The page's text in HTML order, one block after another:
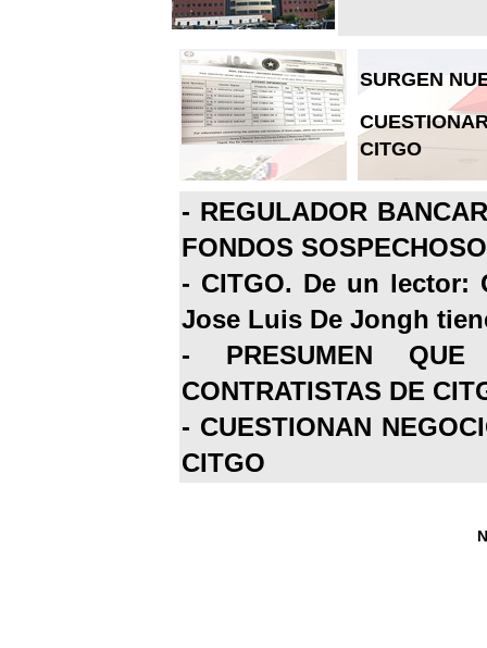
SURGEN
CITGO
- REGULADOR
FONDOS
- CITGO. De un lector:
Jose Luis De Jongh
- PRESUMEN
CONTRATISTAS DE
- CUESTIONAN
CITGO